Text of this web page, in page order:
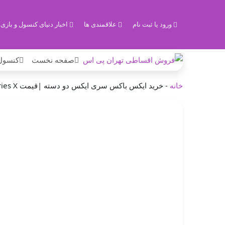
ورود یا ثبت نام علاقمندی ها اخبار دنیای کنسول و بازی
صفحه نخست
خانه - خرید ایکس باکس سری ایکس دو دسته |قیمت Xbox series X دو دسته